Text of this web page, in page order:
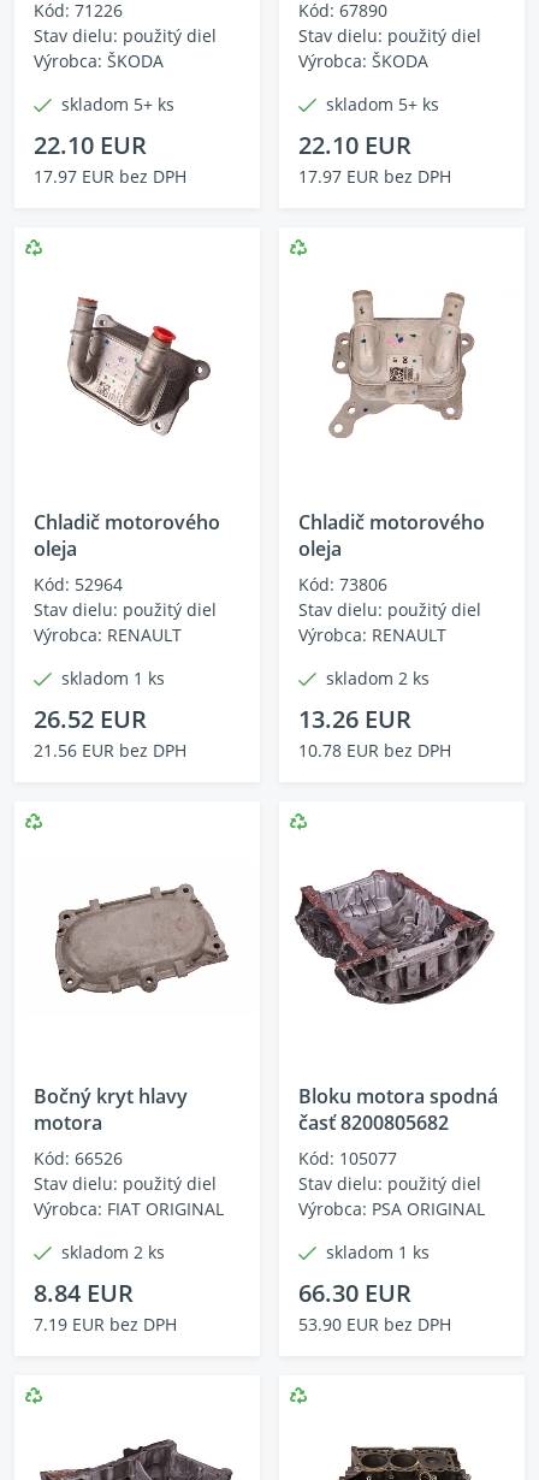
Kód: 71226
Stav dielu: použitý diel
Výrobca: ŠKODA
skladom 5+ ks
22.10 EUR
17.97 EUR bez DPH
Kód: 67890
Stav dielu: použitý diel
Výrobca: ŠKODA
skladom 5+ ks
22.10 EUR
17.97 EUR bez DPH
Chladič motorového
oleja
Kód: 52964
Stav dielu: použitý diel
Výrobca: RENAULT
skladom 1 ks
26.52 EUR
21.56 EUR bez DPH
Chladič motorového
oleja
Kód: 73806
Stav dielu: použitý diel
Výrobca: RENAULT
skladom 2 ks
13.26 EUR
10.78 EUR bez DPH
Bočný kryt hlavy
motora
Kód: 66526
Stav dielu: použitý diel
Výrobca: FIAT ORIGINAL
skladom 2 ks
8.84 EUR
7.19 EUR bez DPH
Bloku motora spodná
časť 8200805682
Kód: 105077
Stav dielu: použitý diel
Výrobca: PSA ORIGINAL
skladom 1 ks
66.30 EUR
53.90 EUR bez DPH